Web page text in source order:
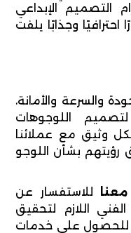
التصميم الإبداعي
وجذابًا يلفت
والسرعة والأمانة،
اللوجوهات
وثيق مع عملائنا
رؤيتهم بشأن اللوجو
للاستفسار عن
اللازم لتحقيق
للحصول على خدمات